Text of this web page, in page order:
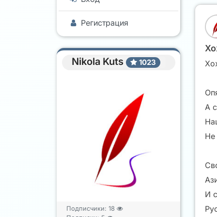
Регистрация
Nikola Kuts 1023
Подписчики: 18
А
Не
И